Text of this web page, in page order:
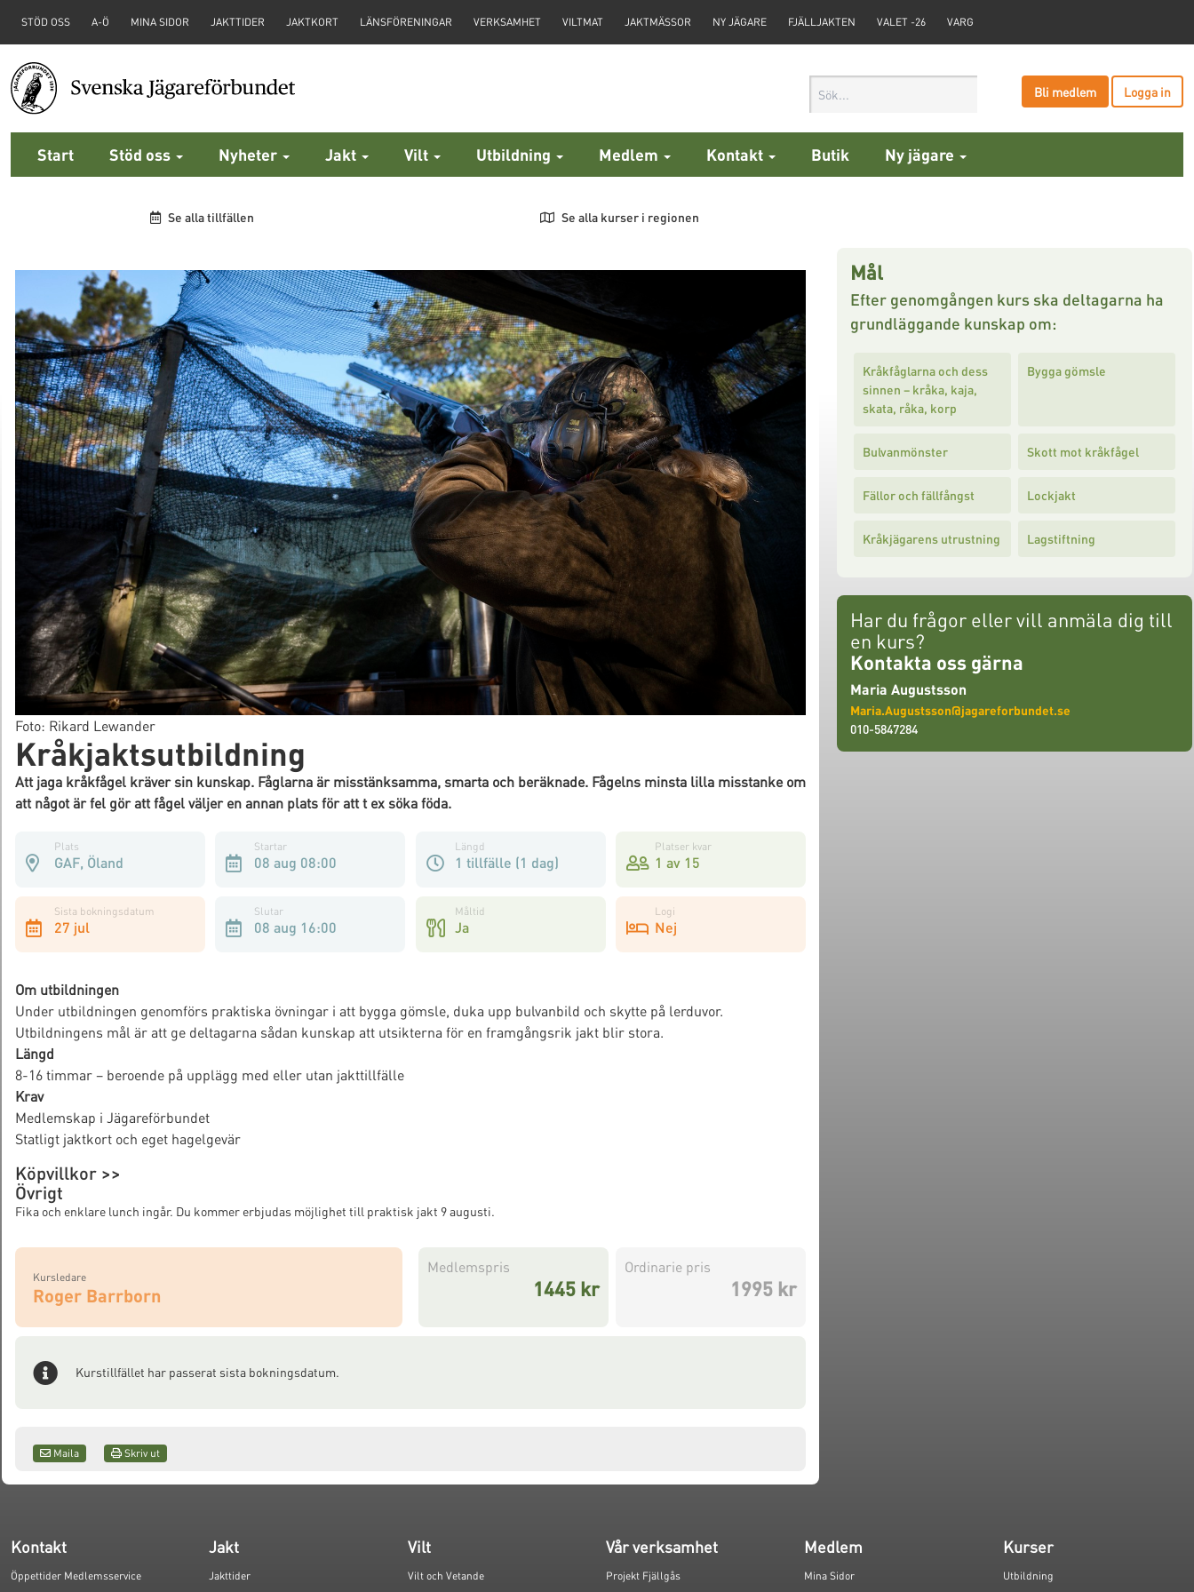
STÖD OSS A-Ö MINA SIDOR JAKTTIDER JAKTKORT LÄNSFÖRENINGAR VERKSAMHET VILTMAT JAKTMÄSSOR NY JÄGARE FJÄLLJAKTEN VALET -26 VARG
Bli medlem Logga in
Start Stöd oss Nyheter Jakt Vilt Utbildning Medlem Kontakt Butik Ny jägare
Se alla tillfällen Se alla kurser i regionen
Foto: Rikard Lewander
Kråkjaktsutbildning
Att jaga kråkfågel kräver sin kunskap. Fåglarna är misstänksamma, smarta och beräknade. Fågelns minsta lilla misstanke om
att något är fel gör att fågel väljer en annan plats för att t ex söka föda.
Plats
GAF, Öland
Sista bokningsdatum
27 jul
Startar
08 aug 08:00
Slutar
08 aug 16:00
Längd
1 tillfälle (1 dag)
Måltid
Ja
Platser kvar
1 av 15
Logi
Nej
Om utbildningen
Under utbildningen genomförs praktiska övningar i att bygga gömsle, duka upp bulvanbild och skytte på lerduvor.
Utbildningens mål är att ge deltagarna sådan kunskap att utsikterna för en framgångsrik jakt blir stora.
Längd
8-16 timmar – beroende på upplägg med eller utan jakttillfälle
Krav
Medlemskap i Jägareförbundet
Statligt jaktkort och eget hagelgevär
Köpvillkor >>
Övrigt
Fika och enklare lunch ingår. Du kommer erbjudas möjlighet till praktisk jakt 9 augusti.
Kursledare
Roger Barrborn
Medlemspris
1445 kr
Ordinarie pris
1995 kr
Kurstillfället har passerat sista bokningsdatum.
Maila Skriv ut
Mål
Efter genomgången kurs ska deltagarna ha
grundläggande kunskap om:
Kråkfåglarna och dess
sinnen – kråka, kaja,
skata, råka, korp
Bygga gömsle
Bulvanmönster Skott mot kråkfågel
Fällor och fällfångst Lockjakt
Kråkjägarens utrustning Lagstiftning
Har du frågor eller vill anmäla dig till
en kurs?
Kontakta oss gärna
Maria Augustsson
Maria.Augustsson@jagareforbundet.se
010-5847284
Kontakt
Öppettider Medlemsservice
Jakt
Jakttider
Vilt
Vilt och Vetande
Vår verksamhet
Projekt Fjällgås
Medlem
Mina Sidor
Kurser
Utbildning